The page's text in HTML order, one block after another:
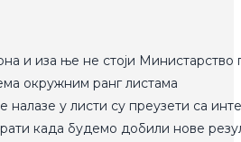
и иза ње не стоји
окружним ранг листама
налазе у листи су преузети са
када будемо добили нове